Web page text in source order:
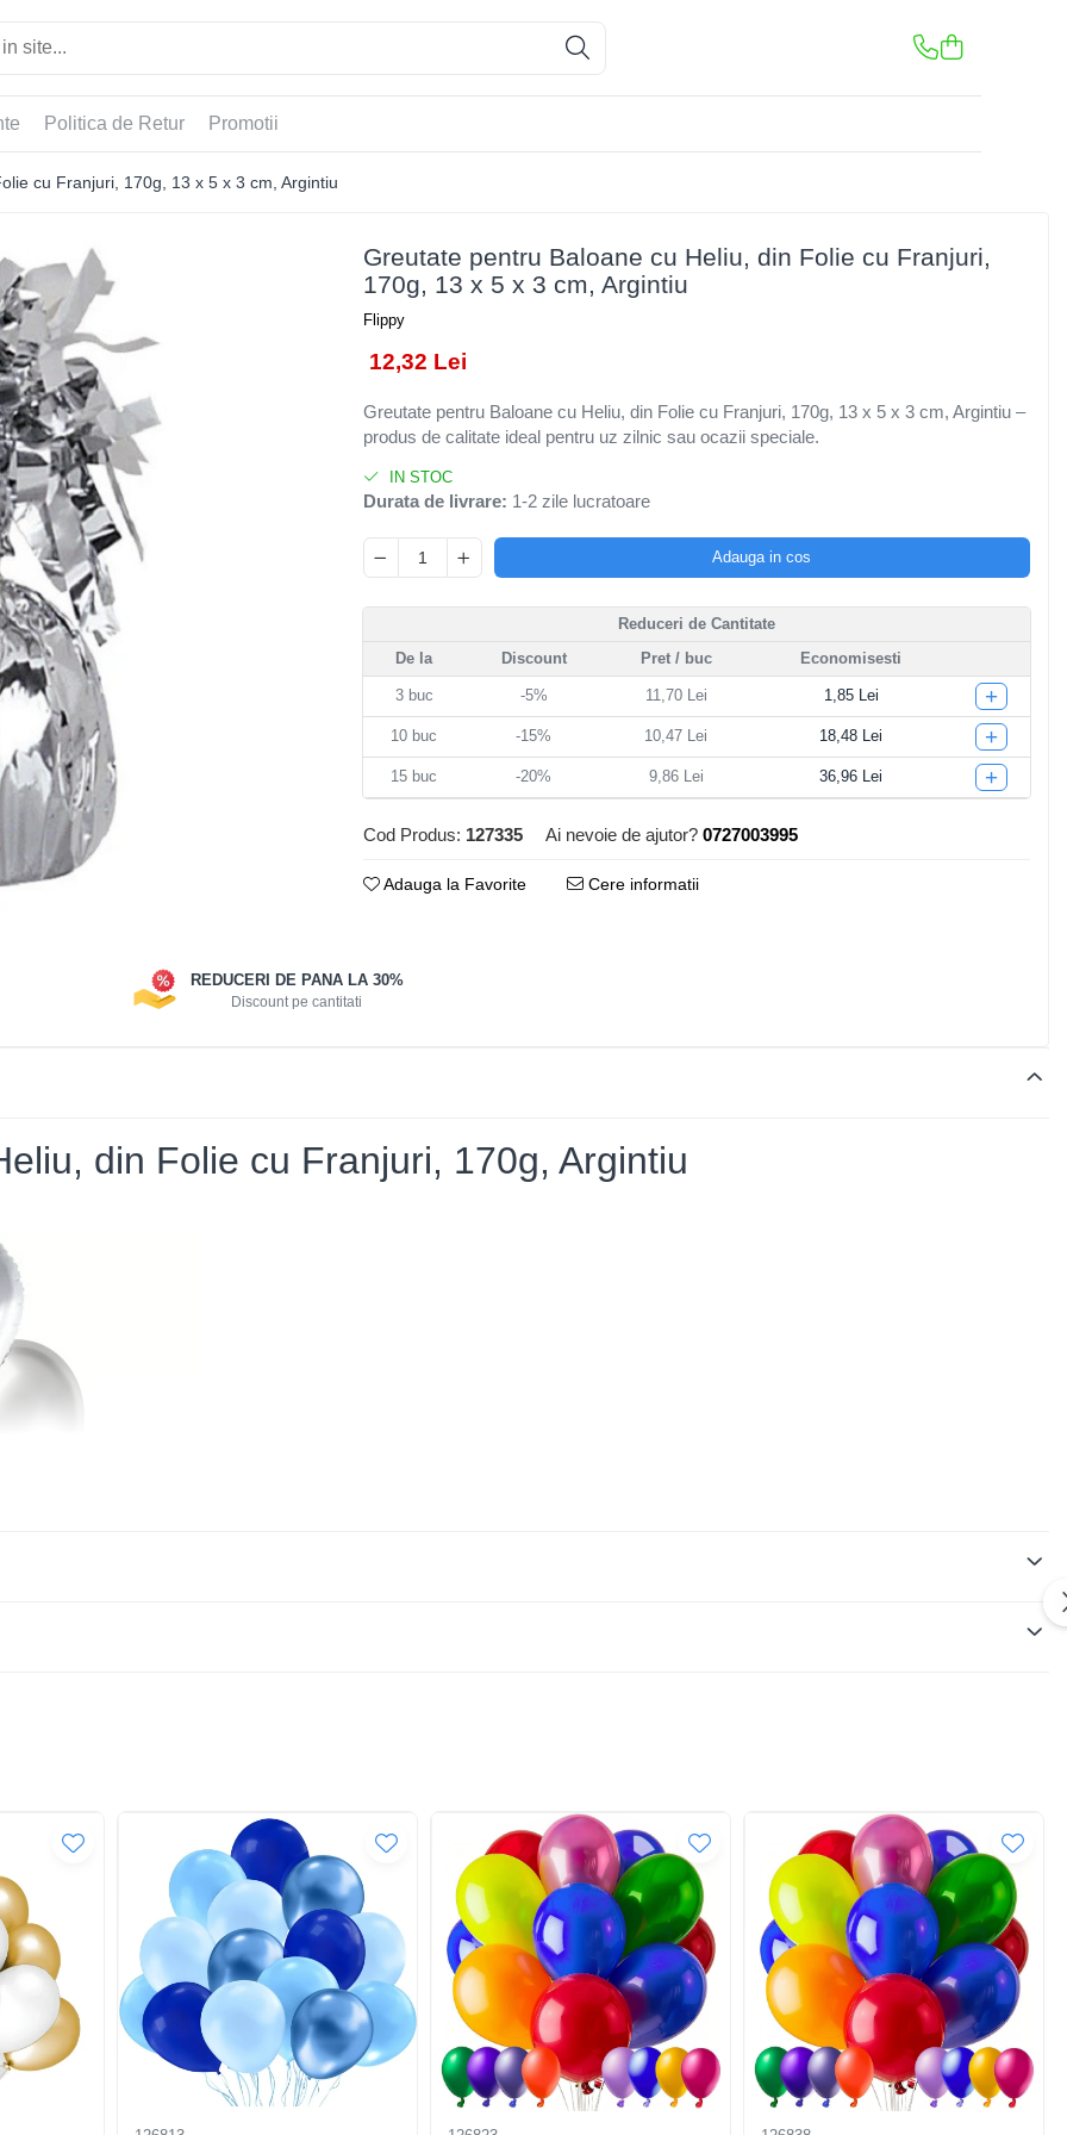
Politica de Retur Promotii
cu Franjuri, 170g, 13 x 5 x 3 cm, Argintiu
Greutate pentru Baloane cu Heliu, din Folie cu Franjuri,
170g, 13 x 5 x 3 cm, Argintiu
Flippy
12,32 Lei
Greutate pentru Baloane cu Heliu, din Folie cu Franjuri, 170g, 13 x 5 x 3 cm, Argintiu –
produs de calitate ideal pentru uz zilnic sau ocazii speciale.
IN STOC
Durata de livrare: 1-2 zile lucratoare
Adauga in cos
Reduceri de Cantitate
De la
Discount Pret / buc Economisesti
3buc -5% 11,70 Lei 1,85 Lei +
10 buc -15% 10,47 Lei 18,48 Lei +
15 buc -20% 9,86 Lei 36,96 Lei +
Cod Produs: 127335 Ai nevoie de ajutor? 0727003995
Adauga la Favorite Cere informatii
REDUCERI DE PANA LA 30%
Discount pe cantitati
din Folie cu Franjuri, 170g, Argintiu